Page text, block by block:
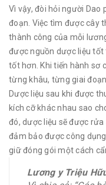
Vì vậy, đòi hỏi người
đoạn. Việc tìm được cây
thành công của mỗi
được nguồn dược liệu tốt
tốt hơn. Khi tiến hành sơ
từng khâu, từng giai đoạn.
Dược liệu sau khi được
kích cỡ khác nhau sao
đó, dược liệu sẽ được
đảm bảo được công
giữ đóng gói một cách
Lương y Triệu